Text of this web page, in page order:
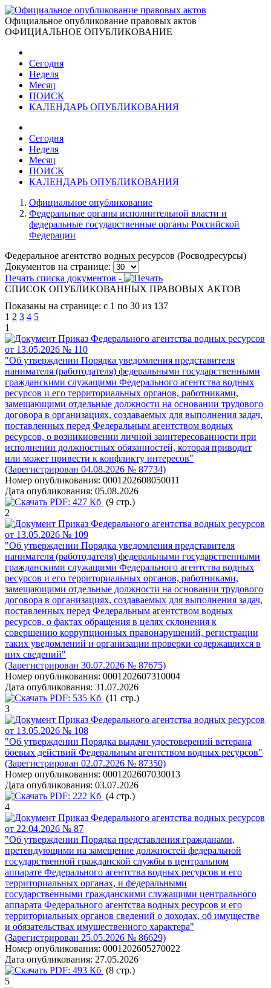
Официальное опубликование правовых актов
ОФИЦИАЛЬНОЕ ОПУБЛИКОВАНИЕ
Сегодня
Неделя
Месяц
ПОИСК
КАЛЕНДАРЬ ОПУБЛИКОВАНИЯ
Сегодня
Неделя
Месяц
ПОИСК
КАЛЕНДАРЬ ОПУБЛИКОВАНИЯ
Официальное опубликование
Федеральные органы исполнительной власти и
федеральные государственные органы Российской
Федерации
Федеральное агентство водных ресурсов (Росводресурсы)
Документов на странице:
Печать списка документов -
СПИСОК ОПУБЛИКОВАННЫХ ПРАВОВЫХ АКТОВ
Показаны на странице: с 1 по 30 из 137
1 2 3 4 5
1
Приказ Федерального агентства водных ресурсов
от 13.05.2026 № 110
"Об утверждении Порядка уведомления представителя
нанимателя (работодателя) федеральными государственными
гражданскими служащими Федерального агентства водных
ресурсов и его территориальных органов, работниками,
замещающими отдельные должности на основании трудового
договора в организациях, создаваемых для выполнения задач,
поставленных перед Федеральным агентством водных
ресурсов, о возникновении личной заинтересованности при
исполнении должностных обязанностей, которая приводит
или может привести к конфликту интересов"
(Зарегистрирован 04.08.2026 № 87734)
Номер опубликования: 0001202608050011
Дата опубликования: 05.08.2026
PDF: 427 Кб (9 стр.)
2
Приказ Федерального агентства водных ресурсов
от 13.05.2026 № 109
"Об утверждении Порядка уведомления представителя
нанимателя (работодателя) федеральными государственными
гражданскими служащими Федерального агентства водных
ресурсов и его территориальных органов, работниками,
замещающими отдельные должности на основании трудового
договора в организациях, создаваемых для выполнения задач,
поставленных перед Федеральным агентством водных
ресурсов, о фактах обращения в целях склонения к
совершению коррупционных правонарушений, регистрации
таких уведомлений и организации проверки содержащихся в
них сведений"
(Зарегистрирован 30.07.2026 № 87675)
Номер опубликования: 0001202607310004
Дата опубликования: 31.07.2026
PDF: 535 Кб (11 стр.)
3
Приказ Федерального агентства водных ресурсов
от 13.05.2026 № 108
"Об утверждении Порядка выдачи удостоверений ветерана
боевых действий Федеральным агентством водных ресурсов"
(Зарегистрирован 02.07.2026 № 87350)
Номер опубликования: 0001202607030013
Дата опубликования: 03.07.2026
PDF: 222 Кб (4 стр.)
4
Приказ Федерального агентства водных ресурсов
от 22.04.2026 № 87
"Об утверждении Порядка представления гражданами,
претендующими на замещение должностей федеральной
государственной гражданской службы в центральном
аппарате Федерального агентства водных ресурсов и его
территориальных органах, и федеральными
государственными гражданскими служащими центрального
аппарата Федерального агентства водных ресурсов и его
территориальных органов сведений о доходах, об имуществе
и обязательствах имущественного характера"
(Зарегистрирован 25.05.2026 № 86629)
Номер опубликования: 0001202605270022
Дата опубликования: 27.05.2026
PDF: 493 Кб (8 стр.)
5